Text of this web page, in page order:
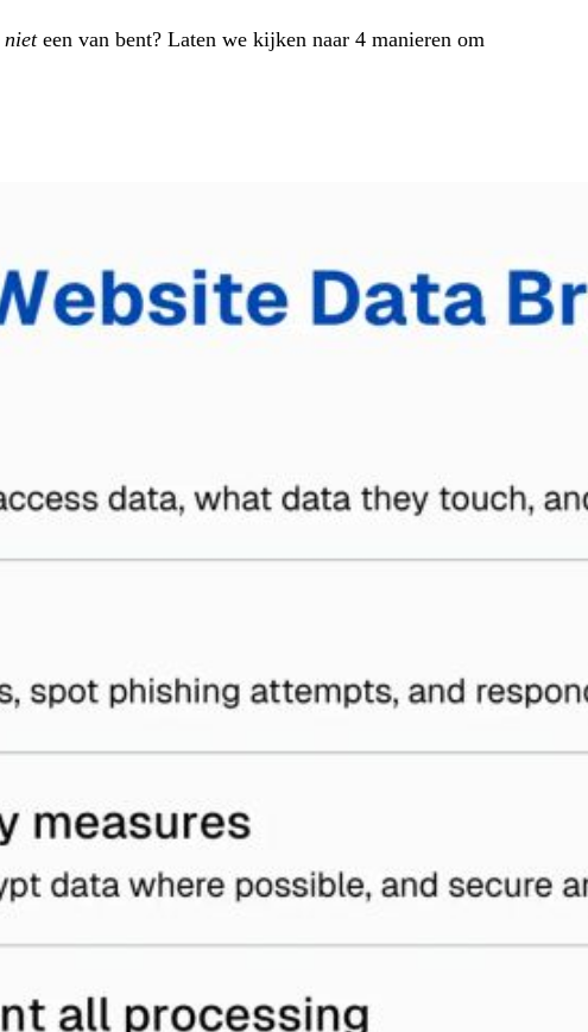
nieteen van bent? Laten we kijken naar 4 manieren om